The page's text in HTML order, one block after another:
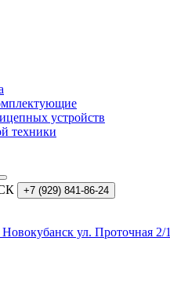
устройств
техники
+7 (929) 841-86-24
ул. Проточная 2/1